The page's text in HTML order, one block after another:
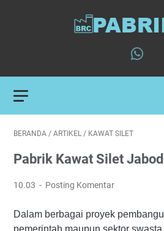
BERANDA / ARTIKEL / KAWAT SILET
Pabrik Kawat Silet
10.03 Posting Komentar
Dalam berbagai proyek
pemerintah maupun sektor